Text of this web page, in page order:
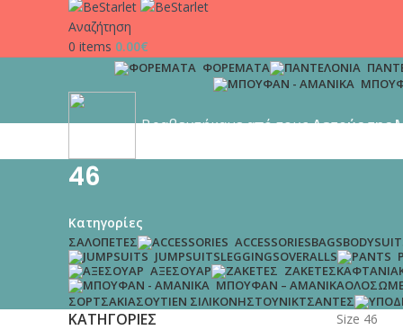
Αναζήτηση
0 items 0.00€
ΦΟΡΈΜΑΤΑ
Βραβευτήκαμε από τουςΑετούς της
46
Κατηγορίες
ΣΑΛΟΠΈΤΕΣ ACCESSORIESBAGS
JUMPSUITSLEGGINGSOVERALLS
ΑΞΕΣΟΥΆΡ
ΖΑΚΈΤΕΣΚΑΦΤΆΝΙΑ
ΜΠΟΥΦΆΝ – ΑΜΆΝΙΚΑ
ΣΟΡΤΣΆΚΙΑΣΟΥΤΙΈΝ ΣΙΛΙΚΌΝΗΣΤΟΥΝΊΚΤΣΆΝΤΕΣ
ΚΑΤΗΓΟΡΊΕΣ Size 46